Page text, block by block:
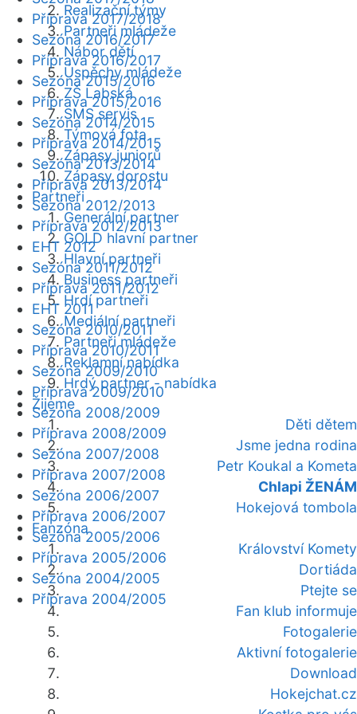
Realizační týmy
Partneři mládeže
Nábor dětí
Úspěchy mládeže
ZŠ Labská
SMS servis
Týmová fota
Zápasy juniorů
Zápasy dorostu
Partneři
Generální partner
GOLD hlavní partner
Hlavní partneři
Business partneři
Hrdí partneři
Mediální partneři
Partneři mládeže
Reklamní nabídka
Hrdý partner - nabídka
Žijeme
Děti dětem
Jsme jedna rodina
Petr Koukal a Kometa
Chlapi ŽENÁM
Hokejová tombola
Fanzóna
Království Komety
Dortiáda
Ptejte se
Fan klub informuje
Fotogalerie
Aktivní fotogalerie
Download
Hokejchat.cz
Příprava 2017/2018
Sezóna 2016/2017
Příprava 2016/2017
Sezóna 2015/2016
Příprava 2015/2016
Sezóna 2014/2015
Příprava 2014/2015
Sezóna 2013/2014
Příprava 2013/2014
Sezóna 2012/2013
Příprava 2012/2013
EHT 2012
Sezóna 2011/2012
Příprava 2011/2012
EHT 2011
Sezóna 2010/2011
Příprava 2010/2011
Sezóna 2009/2010
Příprava 2009/2010
Sezóna 2008/2009
Příprava 2008/2009
Sezóna 2007/2008
Příprava 2007/2008
Sezóna 2006/2007
Příprava 2006/2007
Sezóna 2005/2006
Příprava 2005/2006
Sezóna 2004/2005
Příprava 2004/2005